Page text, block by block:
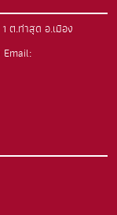
ต.ท่าสุด อ.เมือง
Email: